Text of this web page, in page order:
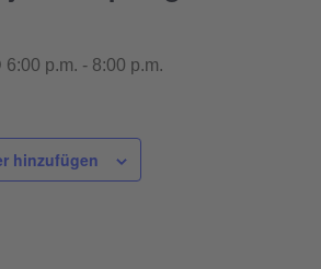
6:00 p.m. - 8:00 p.m.
hinzufügen